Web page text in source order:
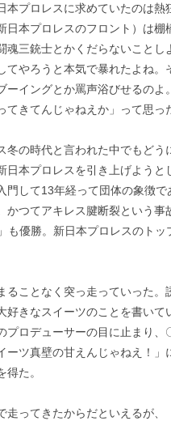
本プロレスに求めていたのは熱
日本プロレスのフロント）は棚
魂三銃士とかくだらないことし
てやろうと本気で暴れたよね。
ーイングとか罵声浴びせるのよ
てきてんじゃねえか」って思っ
冬の時代と言われた中でもどう
日本プロレスを引き上げようと
門して13年経って団体の象徴で
かつてアキレス腱断裂という事
も優勝。新日本プロレスのト
ることなく突っ走っていった。
好きなスイーツのことを書いて
プロデューサーの目に止まり、
ーツ真壁の甘えんじゃねえ！」
得た。
走ってきたからだといえるが、